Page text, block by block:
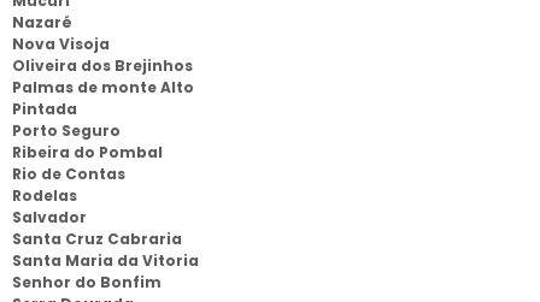
Nazaré
Nova Visoja
Oliveira dos Brejinhos
Palmas de monte Alto
Pintada
Porto Seguro
Ribeira do Pombal
Rio de Contas
Rodelas
Salvador
Santa Cruz Cabraria
Santa Maria da Vitoria
Senhor do Bonfim